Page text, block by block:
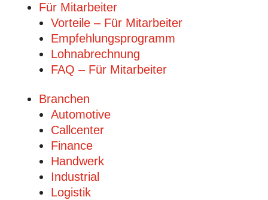
Für Mitarbeiter
Vorteile – Für Mitarbeiter
Empfehlungsprogramm
Lohnabrechnung
FAQ – Für Mitarbeiter
Branchen
Automotive
Callcenter
Finance
Handwerk
Industrial
Logistik